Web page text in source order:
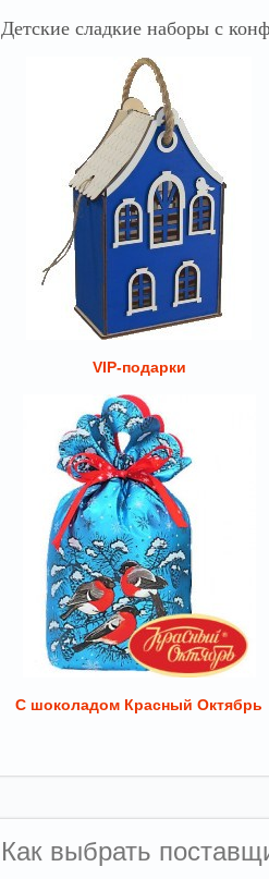
Детские сладкие наборы с
VIP-подарки
С шоколадом Красный Октябрь
Как выбрать